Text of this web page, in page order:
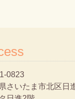
0823
さいたま市北区日